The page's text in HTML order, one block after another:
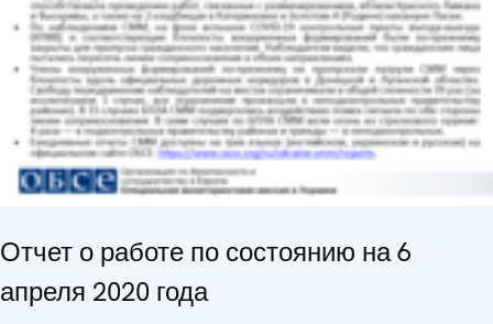
Отчет о работе по состоянию на 6
апреля 2020 года